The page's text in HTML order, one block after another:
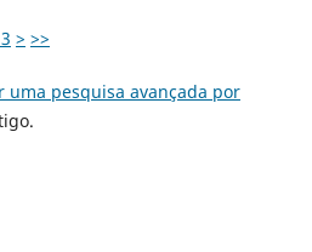
> >>
uma pesquisa avançada por